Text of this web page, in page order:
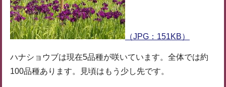
（JPG：151KB）
ハナショウブは現在5品種が咲いています。全体では約
100品種あります。見頃はもう少し先です。